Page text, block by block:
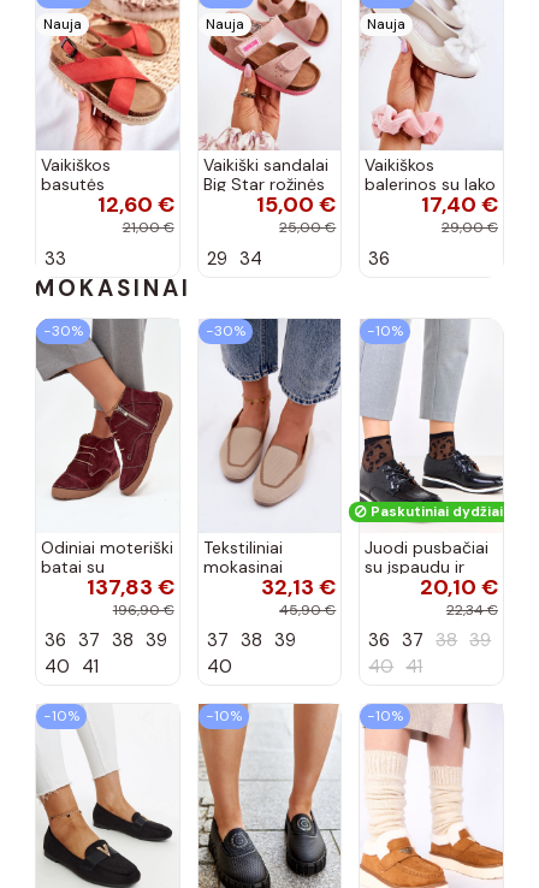
Nauja
Vaikiškos
basutės
koralinės12,60 €
21,00 €
33
Nauja
Vaikiški sandalai
Big Star rožinės
spalvos15,00 €
25,00 €
29 34
Nauja
Vaikiškos
balerinos su lako
efektu ir
kaspinais baltos
17,40 €
29,00 €
36
MOKASINAI
−30%
Odiniai moteriški
batai su
siūlėmis, pilies
tipo, Artiker
spalvos
137,83 €
196,90 €
36 37 38 39
40 41
−30%
Tekstiliniai
mokasinai
smėlio spalvos
32,13 €
45,90 €
37 38 39
40
−10%
Paskutiniai dydžiai!
Juodi pusbačiai
su įspaudu ir
kvadratiniu
priekiu Kerawa
20,10 €
22,34 €
36 37 38 39
40 41
−10% −10% −10%